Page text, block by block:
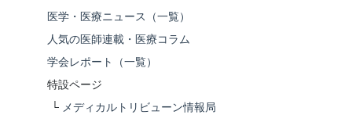
医学・医療ニュース（一覧）
人気の医師連載・医療コラム
学会レポート（一覧）
特設ページ
└ メディカルトリビューン情報局